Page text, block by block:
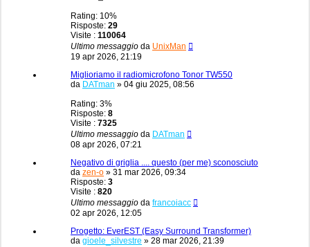
Rating: 10%
Risposte: 29
Visite : 110064
Ultimo messaggio da UnixMan
19 apr 2026, 21:19
Miglioriamo il radiomicrofono Tonor TW550
da DATman » 04 giu 2025, 08:56
Rating: 3%
Risposte: 8
Visite : 7325
Ultimo messaggio da DATman
08 apr 2026, 07:21
Negativo di griglia .... questo (per me) sconosciuto
da zen-o » 31 mar 2026, 09:34
Risposte: 3
Visite : 820
Ultimo messaggio da francoiacc
02 apr 2026, 12:05
Progetto: EverEST (Easy Surround Transformer)
da gioele_silvestre » 28 mar 2026, 21:39